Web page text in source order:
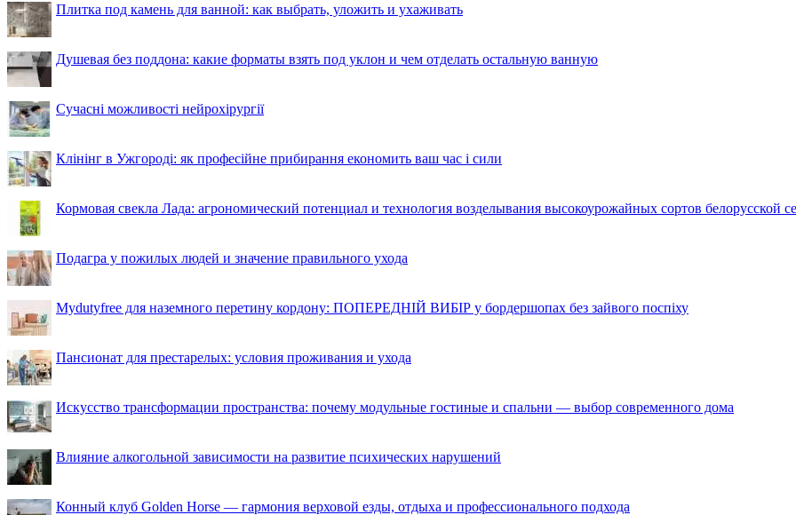
Плитка под камень для ванной: как выбрать, уложить и ухаживать
Душевая без поддона: какие форматы взять под уклон и чем отделать остальную ванную
Сучасні можливості нейрохірургії
Клінінг в Ужгороді: як професійне прибирання економить ваш час і сили
Кормовая свекла Лада: агрономический потенциал и технология возделывания высокоурожайных сортов белорусской
Подагра у пожилых людей и значение правильного ухода
Mydutyfree для наземного перетину кордону: ПОПЕРЕДНІЙ ВИБІР у бордершопах без зайвого поспіху
Пансионат для престарелых: условия проживания и ухода
Искусство трансформации пространства: почему модульные гостиные и спальни — выбор современного дома
Влияние алкогольной зависимости на развитие психических нарушений
Конный клуб Golden Horse — гармония верховой езды, отдыха и профессионального подхода